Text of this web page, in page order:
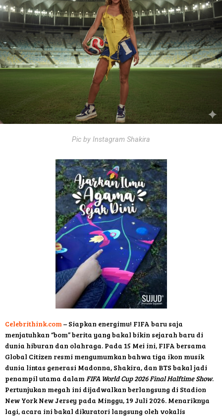
Pic by Instagram Shakira
Celebrithink.com – Siapkan energimu! FIFA baru saja
menjatuhkan “bom” berita yang bakal bikin sejarah baru di
dunia hiburan dan olahraga. Pada 15 Mei ini, FIFA bersama
Global Citizen resmi mengumumkan bahwa tiga ikon musik
dunia lintas generasi Madonna, Shakira, dan BTS bakal jadi
penampil utama dalam FIFA World Cup 2026 Final Halftime Show.
Pertunjukan megah ini dijadwalkan berlangsung di Stadion
New York New Jersey pada Minggu, 19 Juli 2026. Menariknya
lagi, acara ini bakal dikuratori langsung oleh vokalis